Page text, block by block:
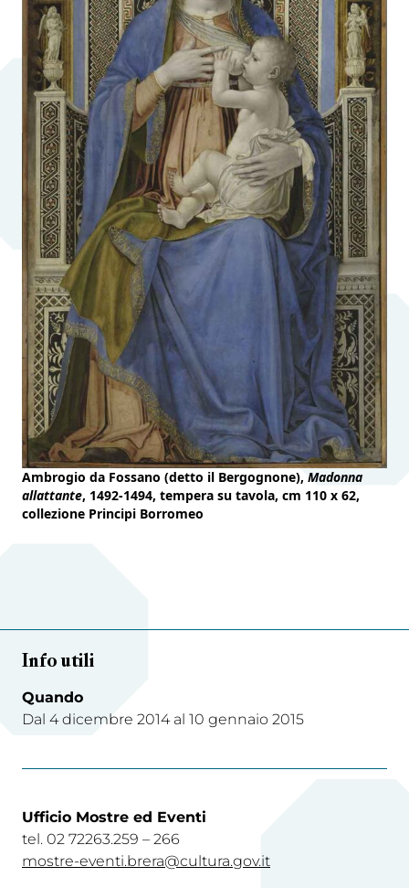
Ambrogio da Fossano (detto il Bergognone), Madonna
allattante, 1492-1494, tempera su tavola, cm 110 x 62,
collezione Principi Borromeo
Info utili
Quando
Dal 4 dicembre 2014 al 10 gennaio 2015
Ufficio Mostre ed Eventi
tel. 02 72263.259 – 266
mostre-eventi.brera@cultura.gov.it